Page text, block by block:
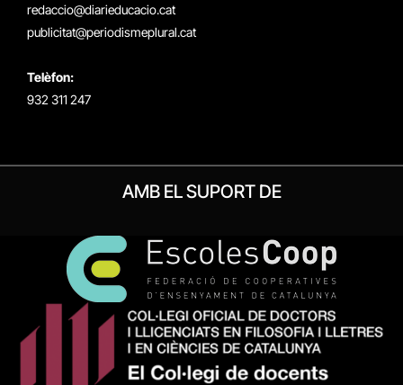
redaccio@diarieducacio.cat
publicitat@periodismeplural.cat
Telèfon:
932 311 247
AMB EL SUPORT DE